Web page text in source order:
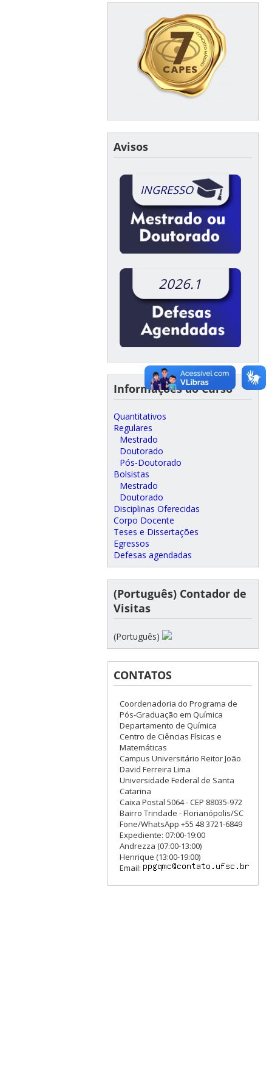
Avisos
INGRESSO
2026.1
Informações do Curso
Quantitativos
Regulares
Mestrado
Doutorado
Pós-Doutorado
Bolsistas
Mestrado
Doutorado
Disciplinas Oferecidas
Corpo Docente
Teses e Dissertações
Egressos
Defesas agendadas
(Português) Contador de
Visitas
(Português)
CONTATOS
Coordenadoria do Programa de
Pós-Graduação em Química
Departamento de Química
Centro de Ciências Físicas e
Matemáticas
Campus Universitário Reitor João
David Ferreira Lima
Universidade Federal de Santa
Catarina
Caixa Postal 5064 - CEP 88035-972
Bairro Trindade - Florianópolis/SC
Fone/WhatsApp +55 48 3721-6849
Expediente: 07:00-19:00
Andrezza (07:00-13:00)
Henrique (13:00-19:00)
Email: